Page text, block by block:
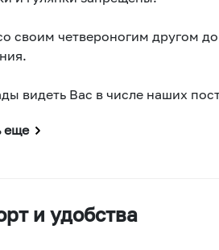
своим четвероногим другом
видеть Вас в числе наших
еще
и удобства